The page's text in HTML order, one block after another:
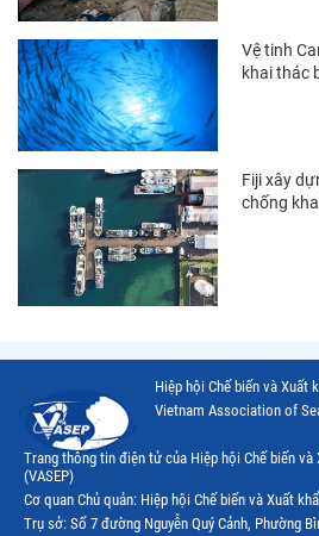
Thị trường Indonesia
Thị trường Mexico
Thị trường Mỹ
Thị trường Nga
Thị trường Hàn Quốc
Thị trường Nhật Bản
Thị trường Thái Lan
Thị trường Philippines
Thị trường Tây Ban Nha
Thị trường thủy sản khác
Thị trường thủy sản thế giới
Vệ tinh
khai thác
Fiji xây
chống
Hiệp hội Chế biến và Xuất
Vietnam Association of
Trang thông tin điện tử của Hiệp hội Chế biến và
(VASEP)
Cơ quan Chủ quản: Hiệp hội Chế biến và Xuất
Trụ sở: Số 7 đường Nguyễn Quý Cảnh, Phường